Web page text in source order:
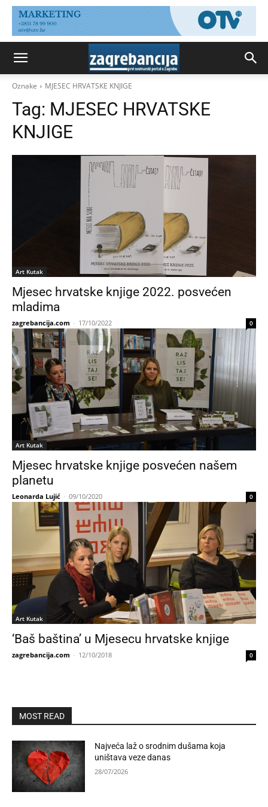
Oznake MJESEC HRVATSKE KNJIGE
Tag: MJESEC HRVATSKE
KNJIGE
Art Kutak
Mjesec hrvatske knjige 2022. posvećen
mladima
zagrebancija.com - 17/10/2022 0
Art Kutak
Mjesec hrvatske knjige posvećen našem
planetu
Leonarda Lujić - 09/10/2020 0
Art Kutak
‘Baš baština’ u Mjesecu hrvatske knjige
zagrebancija.com - 12/10/2018 0
MOST READ
Najveća laž o srodnim dušama koja
uništava veze danas
28/07/2026